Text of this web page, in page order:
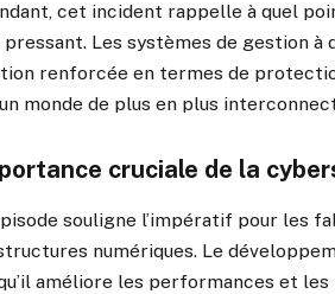
cet incident rappelle à quel
pressant. Les systèmes de gestion à
renforcée en termes de
monde de plus en plus
cruciale de la
souligne l’impératif pour les
numériques. Le
améliore les performances et